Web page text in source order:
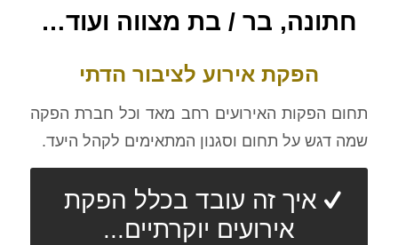
חתונה, בר / בת מצווה ועוד…
הפקת אירוע לציבור הדתי
תחום הפקות האירועים רחב מאד וכל חברת הפקה
שמה דגש על תחום וסגנון המתאימים לקהל היעד.
איך זה עובד בכלל הפקת
אירועים יוקרתיים...